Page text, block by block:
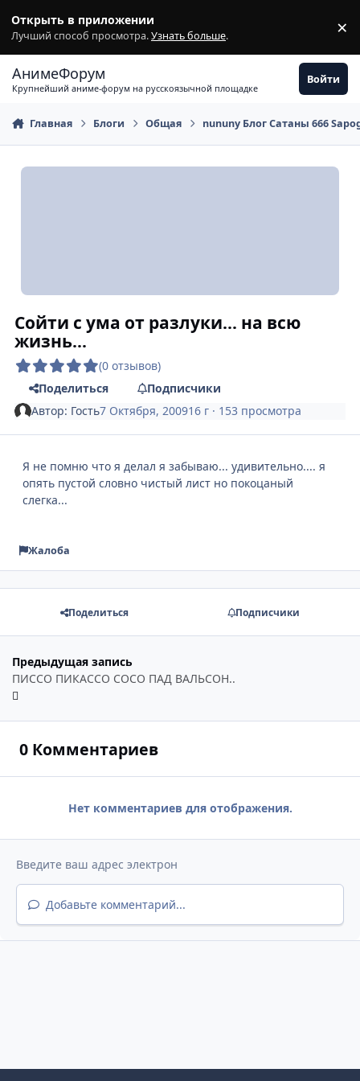
Открыть в приложении
Лучший способ просмотра.Узнать больше. ×
АнимеФорум
Крупнейший аниме-форум на русскоязычной площадке
Войти
Главная Блоги Общая nununy Блог Сатаны 666
Сойти с ума от разлуки... на всю
жизнь...
(0 отзывов)
Поделиться
Подписчики
Автор: Гость7 Октября, 200916 г · 153 просмотра
Я не помню что я делал я забываю... удивительно.... я
опять пустой словно чистый лист но покоцаный
слегка...
Жалоба
Поделиться Подписчики
Предыдущая запись
ПИССО ПИКАССО СОСО ПАД ВАЛЬСОН..
0 Комментариев
Нет комментариев для отображения.
Добавьте комментарий...